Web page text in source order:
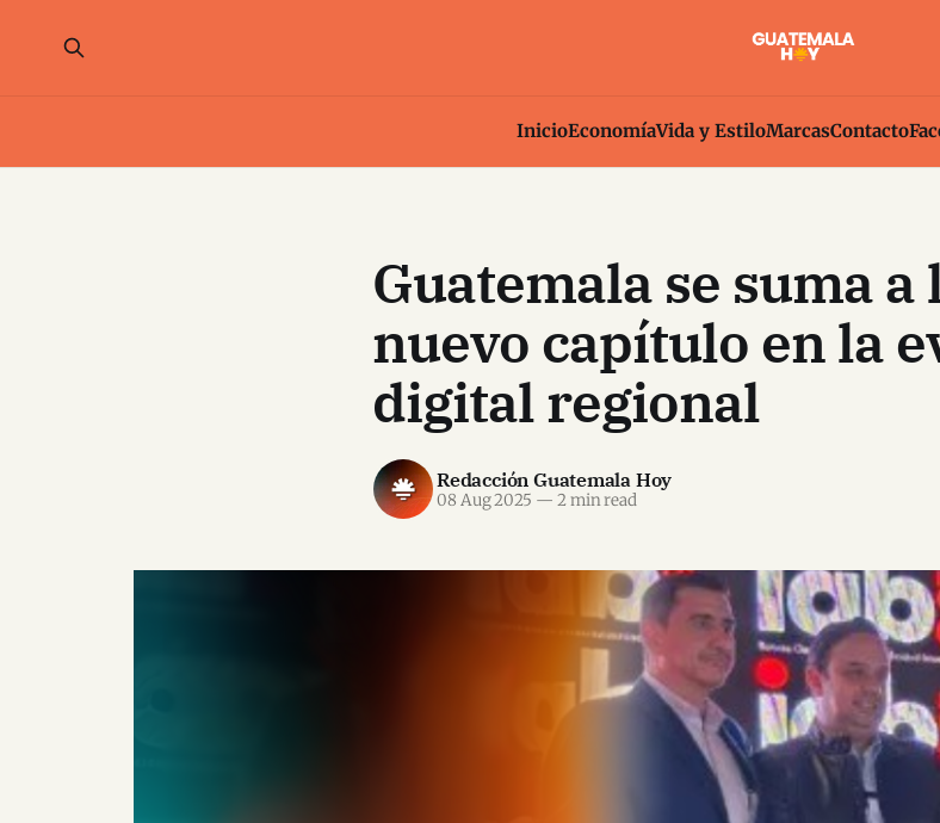
InicioEconomíaVida y EstiloMarcasContacto
Guatemala se suma a
nuevo capítulo en la
digital regional
Redacción Guatemala Hoy
08 Aug 2025 — 2 min read